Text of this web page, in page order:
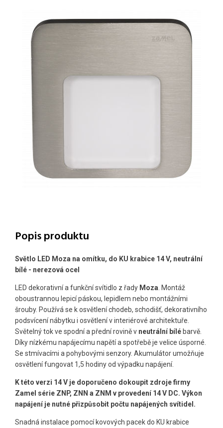
Popis produktu
Světlo LED Moza na omítku, do KU krabice 14 V, neutrální
bílé - nerezová ocel
LED dekorativní a funkční svítidlo z řady Moza . Montáž
oboustrannou lepicí páskou, lepidlem nebo montážními
šrouby. Používá se k osvětlení chodeb, schodišť, dekorativního
podsvícení nábytku i osvětlení v interiérové ​​architektuře.
Světelný tok ve spodní a přední rovině v neutrální bílé barvě.
Díky nízkému napájecímu napětí a spotřebě je velice úsporné.
Se stmívacími a pohybovými senzory. Akumulátor umožňuje
osvětlení fungovat 1,5 hodiny od výpadku napájení.
K této verzi 14 V je doporučeno dokoupit zdroje firmy
Zamel série ZNP, ZNN a ZNM v provedení 14 V DC. Výkon
napájení je nutné přizpůsobit počtu napájených svítidel.
Snadná instalace pomocí kovových pacek do KU krabice